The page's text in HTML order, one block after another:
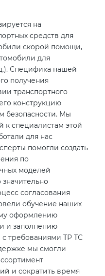
на
средств для
скорой помощи,
для
Специфика нашей
получения
транспортного
конструкцию
безопасности. Мы
к специалистам этой
для нас
помогли создать
по
моделей
значительно
согласования
обучение наших
оформлению
и заполнению
с требованиями ТР ТС
мы смогли
и сократить время